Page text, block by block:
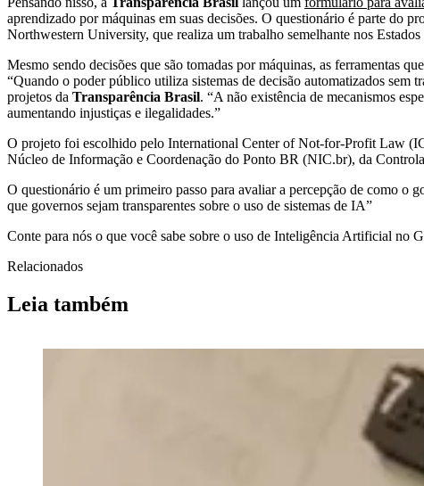
aprendizado por máquinas em suas decisões. O questionário é parte do
Northwestern University, que realiza um trabalho semelhante nos
Mesmo sendo decisões que são tomadas por máquinas, as ferramentas
“Quando o poder público utiliza sistemas de decisão automatizados sem
projetos da Transparência Brasil. “A não existência de mecanismos
aumentando injustiças e ilegalidades.”
O projeto foi escolhido pelo International Center of Not-for-Profit Law
Núcleo de Informação e Coordenação do Ponto BR (NIC.br), da
O questionário é um primeiro passo para avaliar a percepção de como o
que governos sejam transparentes sobre o uso de sistemas de IA”
Conte para nós o que você sabe sobre o uso de Inteligência Artificial no
Relacionados
Leia também